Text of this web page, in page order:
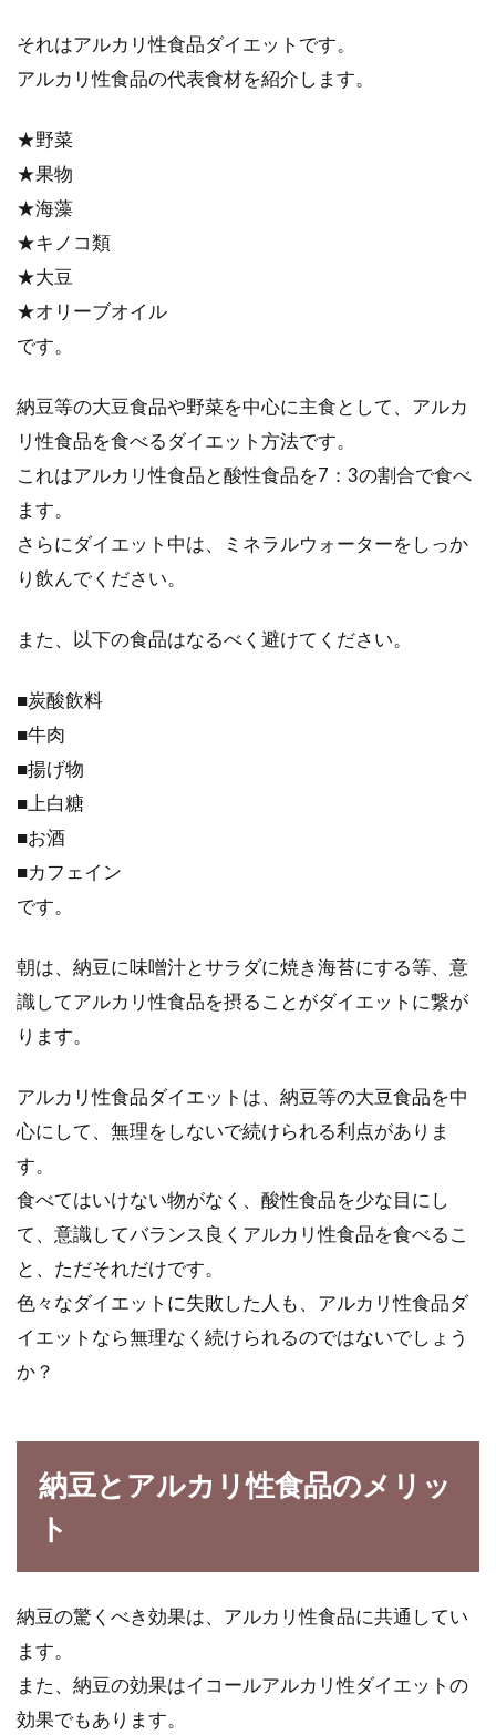
子供の嘔吐後の食事はどうすれば良
口にしたもので作られている私達の体。食べ物
が健康を大きく左右します！健康のための食べ
物選...
様々な添加...
それはアルカリ性食品ダイエットです。
アルカリ性食品の代表食材を紹介します。
★野菜
★果物
★海藻
★キノコ類
★大豆
★オリーブオイル
です。
納豆等の大豆食品や野菜を中心に主食として、アルカ
リ性食品を食べるダイエット方法です。
これはアルカリ性食品と酸性食品を7：3の割合で食べ
ます。
さらにダイエット中は、ミネラルウォーターをしっか
り飲んでください。
また、以下の食品はなるべく避けてください。
■炭酸飲料
■牛肉
■揚げ物
■上白糖
■お酒
■カフェイン
です。
朝は、納豆に味噌汁とサラダに焼き海苔にする等、意
識してアルカリ性食品を摂ることがダイエットに繋が
ります。
アルカリ性食品ダイエットは、納豆等の大豆食品を中
心にして、無理をしないで続けられる利点がありま
す。
食べてはいけない物がなく、酸性食品を少な目にし
て、意識してバランス良くアルカリ性食品を食べるこ
と、ただそれだけです。
色々なダイエットに失敗した人も、アルカリ性食品ダ
イエットなら無理なく続けられるのではないでしょう
か？
納豆とアルカリ性食品のメリッ
ト
納豆の驚くべき効果は、アルカリ性食品に共通してい
ます。
また、納豆の効果はイコールアルカリ性ダイエットの
効果でもあります。